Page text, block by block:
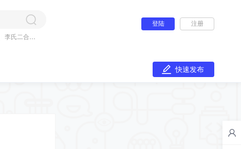
李氏二合一
登陆 注册
快速发布